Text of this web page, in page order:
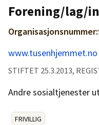
Kjøpe lister
Priser
Logg inn
Forening/lag/
Organisasjonsnummer:
www.tusenhjemmet.no
STIFTET 25.3.2013,
Andre sosialtjenester
FRIVILLIG